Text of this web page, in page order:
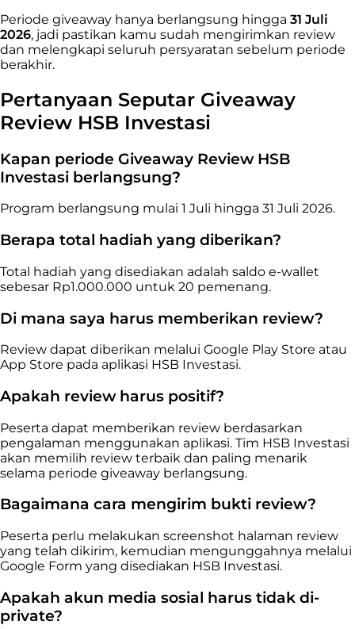
Periode giveaway hanya berlangsung hingga 31 Juli
2026, jadi pastikan kamu sudah mengirimkan review
dan melengkapi seluruh persyaratan sebelum periode
berakhir.
Pertanyaan Seputar Giveaway
Review HSB Investasi
Kapan periode Giveaway Review HSB
Investasi berlangsung?
Program berlangsung mulai 1 Juli hingga 31 Juli 2026.
Berapa total hadiah yang diberikan?
Total hadiah yang disediakan adalah saldo e-wallet
sebesar Rp1.000.000 untuk 20 pemenang.
Di mana saya harus memberikan review?
Review dapat diberikan melalui Google Play Store atau
App Store pada aplikasi HSB Investasi.
Apakah review harus positif?
Peserta dapat memberikan review berdasarkan
pengalaman menggunakan aplikasi. Tim HSB Investasi
akan memilih review terbaik dan paling menarik
selama periode giveaway berlangsung.
Bagaimana cara mengirim bukti review?
Peserta perlu melakukan screenshot halaman review
yang telah dikirim, kemudian mengunggahnya melalui
Google Form yang disediakan HSB Investasi.
Apakah akun media sosial harus tidak di-
private?